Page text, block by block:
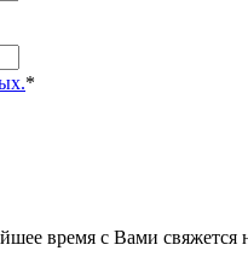
*
время с Вами свяжется